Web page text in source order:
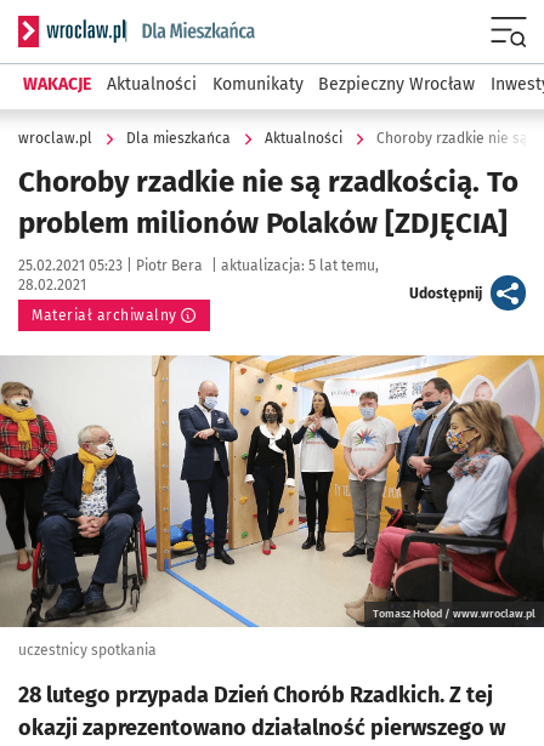
Serwis informacyjny wroclaw.pl podserwis: Dla mieszkańca
WAKACJE Aktualności Komunikaty Bezpieczny Wrocław
wroclaw.pl Dla mieszkańca Aktualności Choroby rzadkie nie są
Choroby rzadkie nie są rzadkością. To
problem milionów Polaków [ZDJĘCIA]
Data publikacji:
25.02.2021 05:23 | Autor:
Piotr Bera aktualizacja: 5 lat temu,
28.02.2021
Materiał archiwalny
Udostępnijartykuł
Kliknij, aby powiększyć
Tomasz Hołod / www.wroclaw.pl
uczestnicy spotkania
28 lutego przypada Dzień Chorób Rzadkich. Z tej
okazji zaprezentowano działalność pierwszego w